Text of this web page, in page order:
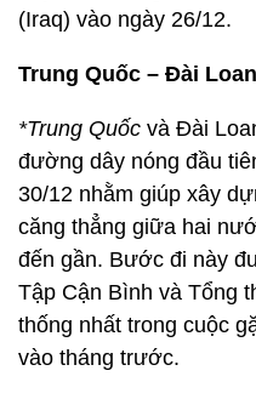
(Iraq) vào ngày 26/12.
Trung Quốc – Đài Loan
*Trung Quốc và Đài
đường dây nóng đầu
30/12 nhằm giúp xây
căng thẳng giữa hai
đến gần. Bước đi này
Tập Cận Bình và Tổng
thống nhất trong cuộc
vào tháng trước.